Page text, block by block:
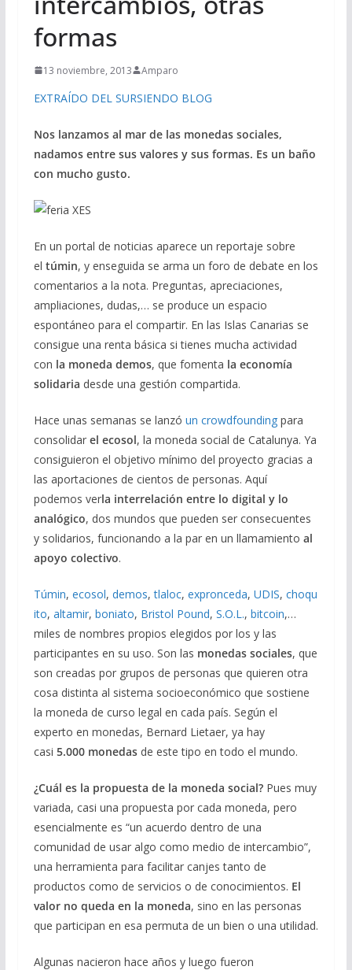
formas
13 noviembre, 2013 Amparo
EXTRAÍDO DEL SURSIENDO BLOG
Nos lanzamos al mar de las monedas sociales,
nadamos entre sus valores y sus formas. Es un baño
con mucho gusto.
En un portal de noticias aparece un reportaje sobre
el túmin, y enseguida se arma un foro de debate en los
comentarios a la nota. Preguntas, apreciaciones,
ampliaciones, dudas,… se produce un espacio
espontáneo para el compartir. En las Islas Canarias se
consigue una renta básica si tienes mucha actividad
con la moneda demos, que fomenta la economía
solidaria desde una gestión compartida.
Hace unas semanas se lanzó un crowdfoundingpara
consolidar el ecosol, la moneda social de Catalunya. Ya
consiguieron el objetivo mínimo del proyecto gracias a
las aportaciones de cientos de personas. Aquí
podemos verla interrelación entre lo digital y lo
analógico, dos mundos que pueden ser consecuentes
y solidarios, funcionando a la par en un llamamiento al
apoyo colectivo.
Túmin, ecosol, demos,tlaloc, expronceda, UDIS, choqu
ito, altamir, boniato, Bristol Pound, S.O.L., bitcoin,…
miles de nombres propios elegidos por los y las
participantes en su uso. Son las monedas sociales, que
son creadas por grupos de personas que quieren otra
cosa distinta al sistema socioeconómico que sostiene
la moneda de curso legal en cada país. Según el
experto en monedas, Bernard Lietaer, ya hay
casi 5.000 monedasde este tipo en todo el mundo.
¿Cuál es la propuesta de la moneda social?Pues muy
variada, casi una propuesta por cada moneda, pero
esencialmente es “un acuerdo dentro de una
comunidad de usar algo como medio de intercambio”,
una herramienta para facilitar canjes tanto de
productos como de servicios o de conocimientos. El
valor no queda en la moneda, sino en las personas
que participan en esa permuta de un bien o una utilidad.
Algunas nacieron hace años y luego fueron